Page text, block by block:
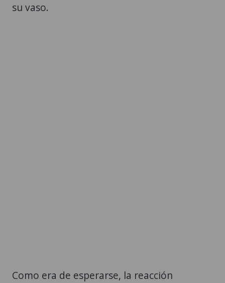
su vaso.
Como era de esperarse, la reacción